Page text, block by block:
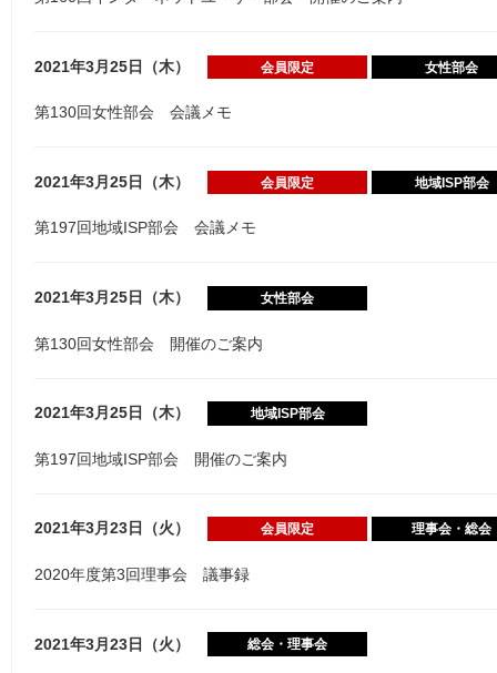
2021年3月25日（木） 会員限定 女性部会
第130回女性部会 会議メモ
2021年3月25日（木） 会員限定 地域ISP部会
第197回地域ISP部会 会議メモ
2021年3月25日（木） 女性部会
第130回女性部会 開催のご案内
2021年3月25日（木） 地域ISP部会
第197回地域ISP部会 開催のご案内
2021年3月23日（火） 会員限定 理事会・総会
2020年度第3回理事会 議事録
2021年3月23日（火） 総会・理事会